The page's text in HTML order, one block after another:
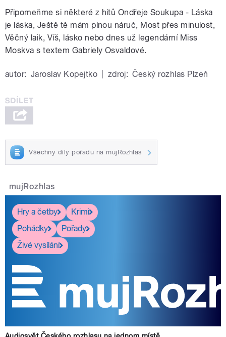
Připomeňme si některé z hitů Ondřeje Soukupa - Láska
je láska, Ještě tě mám plnou náruč, Most přes minulost,
Věčný laik, Víš, lásko nebo dnes už legendární Miss
Moskva s textem Gabriely Osvaldové.
autor: Jaroslav Kopejtko zdroj: Český rozhlas Plzeň
Všechny díly pořadu na mujRozhlas
mujRozhlas
Hry a četby
Krimi
Pohádky
Pořady
Živé vysílání